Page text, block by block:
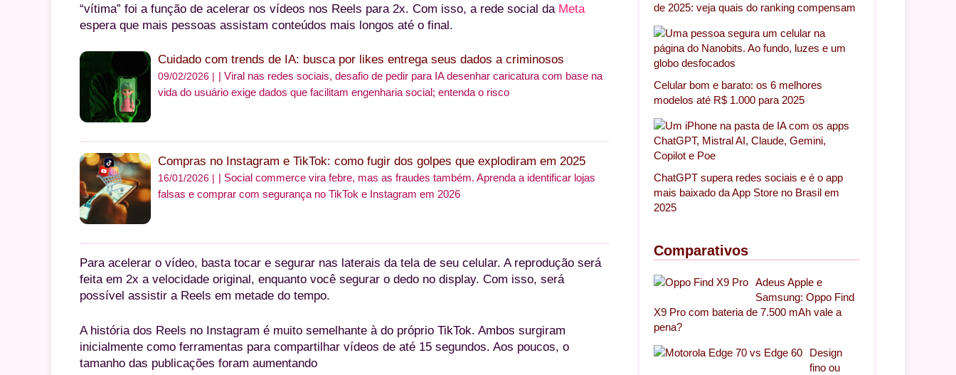
“vítima” foi a função de acelerar os vídeos nos Reels para 2x. Com isso, a rede social da Meta
espera que mais pessoas assistam conteúdos mais longos até o final.
Cuidado com trends de IA: busca por likes entrega seus dados a criminosos
09/02/2026 |
Viral nas redes sociais, desafio de pedir para IA desenhar caricatura com base na
vida do usuário exige dados que facilitam engenharia social; entenda o risco
Compras no Instagram e TikTok: como fugir dos golpes que explodiram em 2025
16/01/2026 |
Social commerce vira febre, mas as fraudes também. Aprenda a identificar lojas
falsas e comprar com segurança no TikTok e Instagram em 2026
Para acelerar o vídeo, basta tocar e segurar nas laterais da tela de seu celular. A reprodução será
feita em 2x a velocidade original, enquanto você segurar o dedo no display. Com isso, será
possível assistir a Reels em metade do tempo.
A história dos Reels no Instagram é muito semelhante à do próprio TikTok. Ambos surgiram
inicialmente como ferramentas para compartilhar vídeos de até 15 segundos. Aos poucos, o
tamanho das publicações foram aumentando
de 2025: veja quais do ranking compensam
Celular bom e barato: os 6 melhores
modelos até R$ 1.000 para 2025
ChatGPT supera redes sociais e é o app
mais baixado da App Store no Brasil em
2025
Comparativos
Adeus Apple e
Samsung: Oppo Find
X9 Pro com bateria de 7.500 mAh vale a
pena?
Design
fino ou